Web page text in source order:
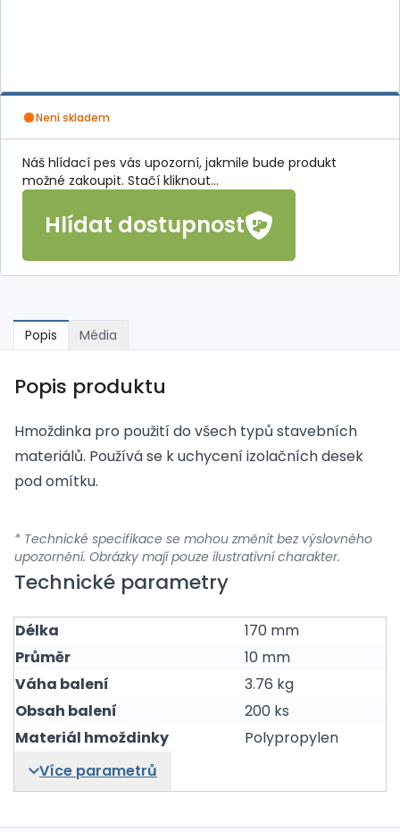
Není skladem
Náš hlídací pes vás upozorní, jakmile bude produkt
možné zakoupit. Stačí kliknout...
Hlídat dostupnost
Popis Média
Popis produktu
Hmoždinka pro použití do všech typů stavebních
materiálů. Používá se k uchycení izolačních desek
pod omítku.
* Technické specifikace se mohou změnit bez výslovného
upozornění. Obrázky mají pouze ilustrativní charakter.
Technické parametry
Délka
170 mm
Průměr
10 mm
Váha balení
3.76 kg
Obsah balení
200 ks
Materiál hmoždinky
Polypropylen
Více parametrů